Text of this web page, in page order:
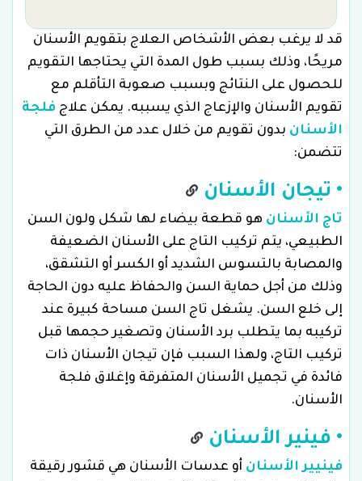
قد لا يرغب بعض الأشخاص العلاج بتقويم الأسنان
مريحًا، وذلك بسبب طول المدة التي يحتاجها التقويم
للحصول على النتائج وبسبب صعوبة التأقلم مع
تقويم الأسنان والإزعاج الذي يسببه. يمكن علاج فلجة
الأسنان بدون تقويم من خلال عدد من الطرق التي
تتضمن:
• تيجان الأسنان
تاج الأسنان هو قطعة بيضاء لها شكل ولون السن
الطبيعي، يتم تركيب التاج على الأسنان الضعيفة
والمصابة بالتسوس الشديد أو الكسر أو التشقق،
وذلك من أجل حماية السن والحفاظ عليه دون الحاجة
إلى خلع السن. يشغل تاج السن مساحة كبيرة عند
تركيبه بما يتطلب برد الأسنان وتصغير حجمها قبل
تركيب التاج، ولهذا السبب فإن تيجان الأسنان ذات
فائدة في تجميل الأسنان المتفرقة وإغلاق فلجة
الأسنان.
• فينير الأسنان
فينيير الأسنان أو عدسات الأسنان هي قشور رقيقة